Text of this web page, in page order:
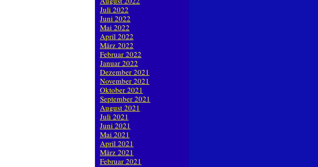
Juli 2022
Juni 2022
Mai 2022
April 2022
März 2022
Februar 2022
Januar 2022
Dezember 2021
November 2021
Oktober 2021
September 2021
August 2021
Juli 2021
Juni 2021
Mai 2021
April 2021
März 2021
Februar 2021